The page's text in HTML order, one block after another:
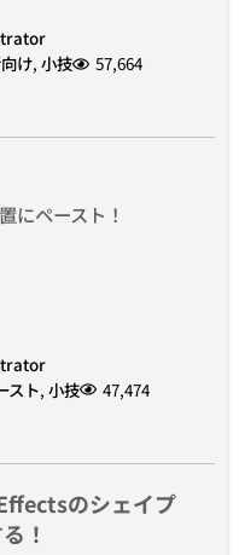
け, 小技 57,664
にペースト！
スト, 小技 47,474
のシェイプ
！